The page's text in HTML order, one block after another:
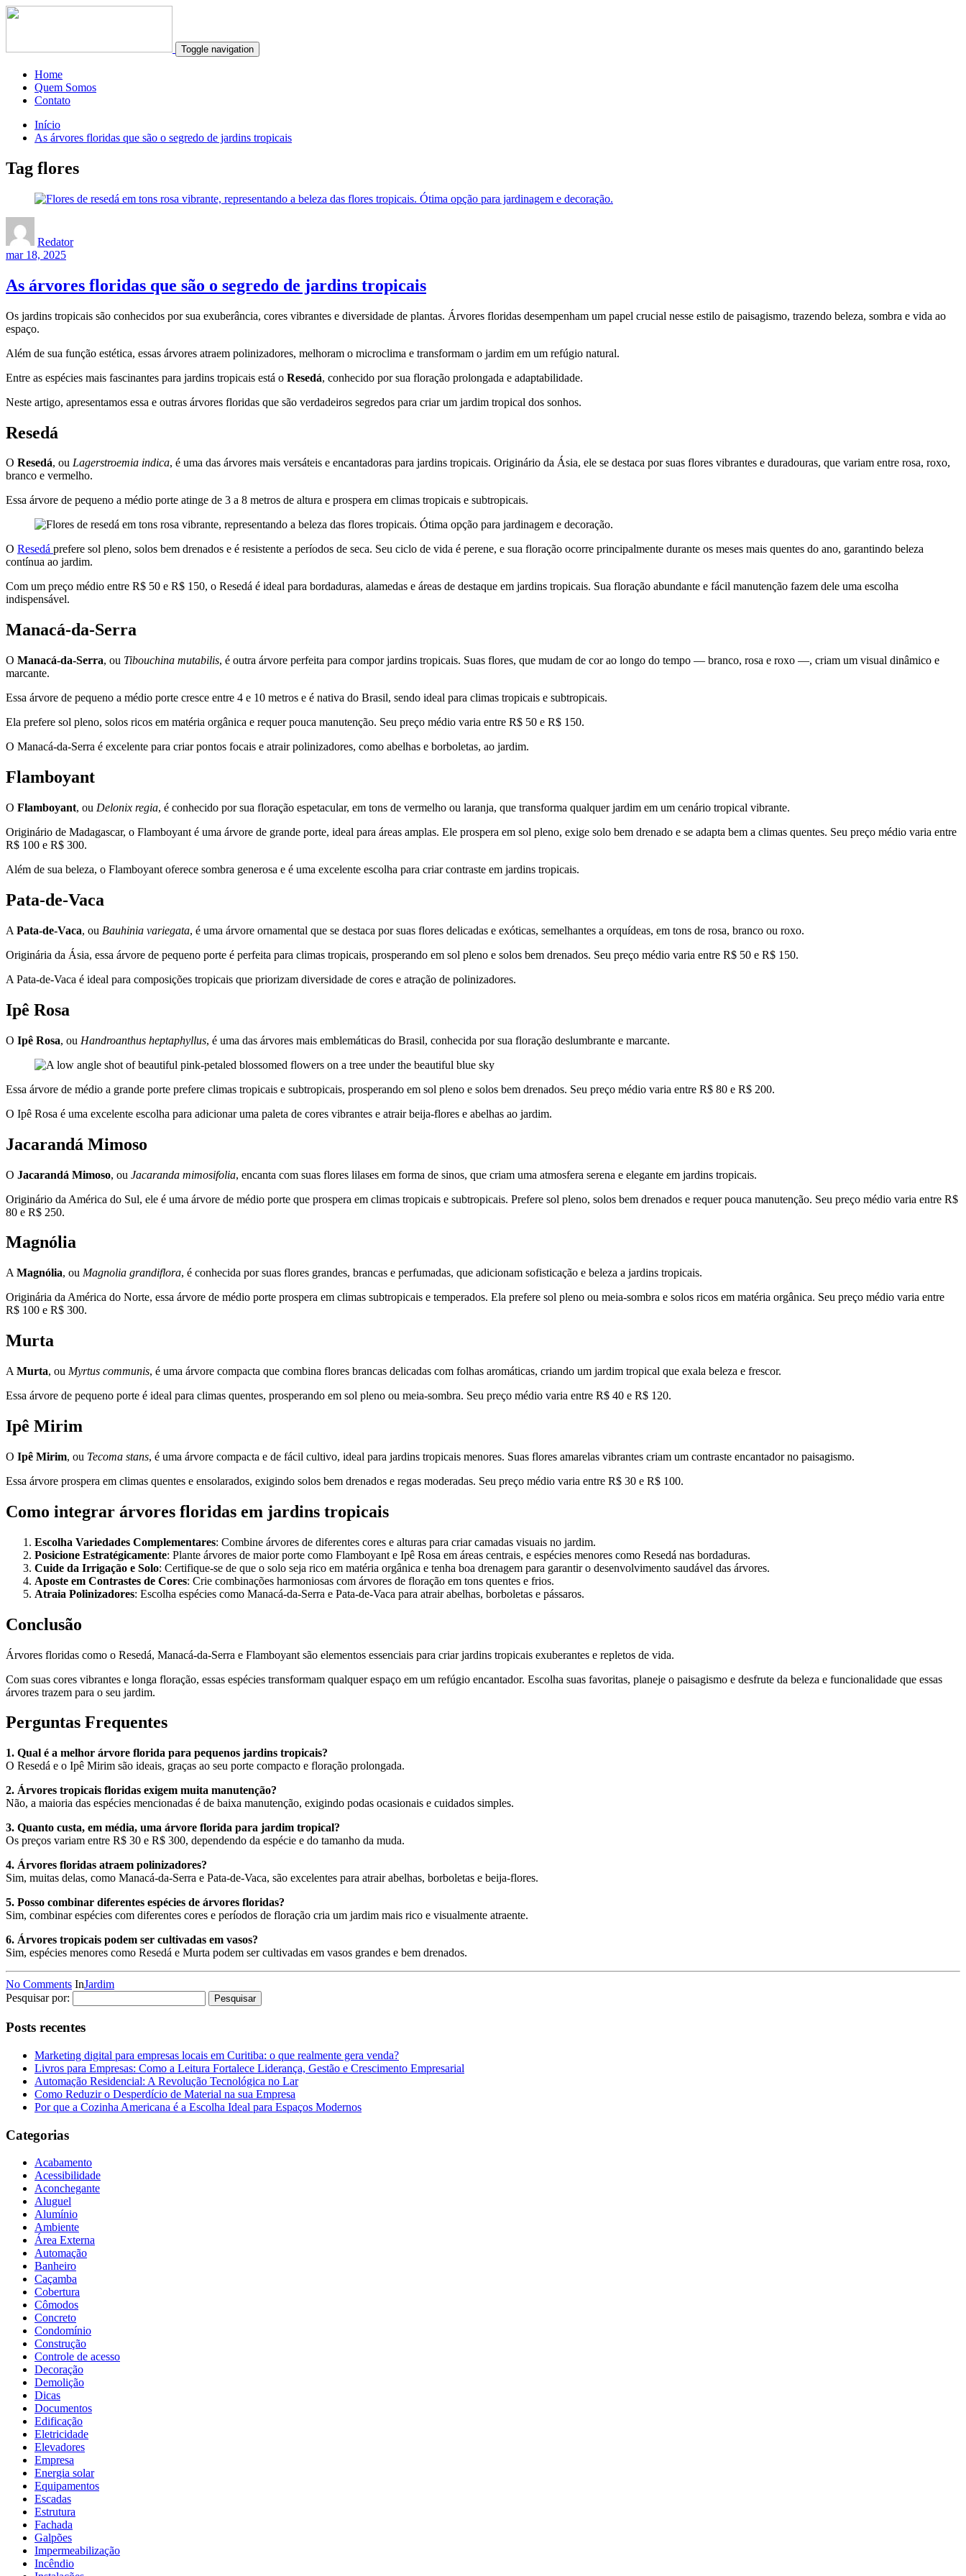
Toggle navigation
Home
Quem Somos
Contato
Início
As árvores floridas que são o segredo de jardins tropicais
Tag flores
Redator
mar 18, 2025
As árvores floridas que são o segredo de jardins tropicais
Os jardins tropicais são conhecidos por sua exuberância, cores vibrantes e diversidade de plantas. Árvores floridas desempenham um papel crucial nesse estilo de paisagismo, trazendo beleza, sombra e vida ao
espaço.
Além de sua função estética, essas árvores atraem polinizadores, melhoram o microclima e transformam o jardim em um refúgio natural.
Entre as espécies mais fascinantes para jardins tropicais está o Resedá, conhecido por sua floração prolongada e adaptabilidade.
Neste artigo, apresentamos essa e outras árvores floridas que são verdadeiros segredos para criar um jardim tropical dos sonhos.
Resedá
O Resedá, ou Lagerstroemia indica, é uma das árvores mais versáteis e encantadoras para jardins tropicais. Originário da Ásia, ele se destaca por suas flores vibrantes e duradouras, que variam entre rosa, roxo,
branco e vermelho.
Essa árvore de pequeno a médio porte atinge de 3 a 8 metros de altura e prospera em climas tropicais e subtropicais.
O Resedá prefere sol pleno, solos bem drenados e é resistente a períodos de seca. Seu ciclo de vida é perene, e sua floração ocorre principalmente durante os meses mais quentes do ano, garantindo beleza
contínua ao jardim.
Com um preço médio entre R$ 50 e R$ 150, o Resedá é ideal para bordaduras, alamedas e áreas de destaque em jardins tropicais. Sua floração abundante e fácil manutenção fazem dele uma escolha
indispensável.
Manacá-da-Serra
O Manacá-da-Serra, ou Tibouchina mutabilis, é outra árvore perfeita para compor jardins tropicais. Suas flores, que mudam de cor ao longo do tempo — branco, rosa e roxo —, criam um visual dinâmico e
marcante.
Essa árvore de pequeno a médio porte cresce entre 4 e 10 metros e é nativa do Brasil, sendo ideal para climas tropicais e subtropicais.
Ela prefere sol pleno, solos ricos em matéria orgânica e requer pouca manutenção. Seu preço médio varia entre R$ 50 e R$ 150.
O Manacá-da-Serra é excelente para criar pontos focais e atrair polinizadores, como abelhas e borboletas, ao jardim.
Flamboyant
O Flamboyant, ou Delonix regia, é conhecido por sua floração espetacular, em tons de vermelho ou laranja, que transforma qualquer jardim em um cenário tropical vibrante.
Originário de Madagascar, o Flamboyant é uma árvore de grande porte, ideal para áreas amplas. Ele prospera em sol pleno, exige solo bem drenado e se adapta bem a climas quentes. Seu preço médio varia entre
R$ 100 e R$ 300.
Além de sua beleza, o Flamboyant oferece sombra generosa e é uma excelente escolha para criar contraste em jardins tropicais.
Pata-de-Vaca
A Pata-de-Vaca, ou Bauhinia variegata, é uma árvore ornamental que se destaca por suas flores delicadas e exóticas, semelhantes a orquídeas, em tons de rosa, branco ou roxo.
Originária da Ásia, essa árvore de pequeno porte é perfeita para climas tropicais, prosperando em sol pleno e solos bem drenados. Seu preço médio varia entre R$ 50 e R$ 150.
A Pata-de-Vaca é ideal para composições tropicais que priorizam diversidade de cores e atração de polinizadores.
Ipê Rosa
O Ipê Rosa, ou Handroanthus heptaphyllus, é uma das árvores mais emblemáticas do Brasil, conhecida por sua floração deslumbrante e marcante.
Essa árvore de médio a grande porte prefere climas tropicais e subtropicais, prosperando em sol pleno e solos bem drenados. Seu preço médio varia entre R$ 80 e R$ 200.
O Ipê Rosa é uma excelente escolha para adicionar uma paleta de cores vibrantes e atrair beija-flores e abelhas ao jardim.
Jacarandá Mimoso
O Jacarandá Mimoso, ou Jacaranda mimosifolia, encanta com suas flores lilases em forma de sinos, que criam uma atmosfera serena e elegante em jardins tropicais.
Originário da América do Sul, ele é uma árvore de médio porte que prospera em climas tropicais e subtropicais. Prefere sol pleno, solos bem drenados e requer pouca manutenção. Seu preço médio varia entre R$
80 e R$ 250.
Magnólia
A Magnólia, ou Magnolia grandiflora, é conhecida por suas flores grandes, brancas e perfumadas, que adicionam sofisticação e beleza a jardins tropicais.
Originária da América do Norte, essa árvore de médio porte prospera em climas subtropicais e temperados. Ela prefere sol pleno ou meia-sombra e solos ricos em matéria orgânica. Seu preço médio varia entre
R$ 100 e R$ 300.
Murta
A Murta, ou Myrtus communis, é uma árvore compacta que combina flores brancas delicadas com folhas aromáticas, criando um jardim tropical que exala beleza e frescor.
Essa árvore de pequeno porte é ideal para climas quentes, prosperando em sol pleno ou meia-sombra. Seu preço médio varia entre R$ 40 e R$ 120.
Ipê Mirim
O Ipê Mirim, ou Tecoma stans, é uma árvore compacta e de fácil cultivo, ideal para jardins tropicais menores. Suas flores amarelas vibrantes criam um contraste encantador no paisagismo.
Essa árvore prospera em climas quentes e ensolarados, exigindo solos bem drenados e regas moderadas. Seu preço médio varia entre R$ 30 e R$ 100.
Como integrar árvores floridas em jardins tropicais
Escolha Variedades Complementares: Combine árvores de diferentes cores e alturas para criar camadas visuais no jardim.
Posicione Estratégicamente: Plante árvores de maior porte como Flamboyant e Ipê Rosa em áreas centrais, e espécies menores como Resedá nas bordaduras.
Cuide da Irrigação e Solo: Certifique-se de que o solo seja rico em matéria orgânica e tenha boa drenagem para garantir o desenvolvimento saudável das árvores.
Aposte em Contrastes de Cores: Crie combinações harmoniosas com árvores de floração em tons quentes e frios.
Atraia Polinizadores: Escolha espécies como Manacá-da-Serra e Pata-de-Vaca para atrair abelhas, borboletas e pássaros.
Conclusão
Árvores floridas como o Resedá, Manacá-da-Serra e Flamboyant são elementos essenciais para criar jardins tropicais exuberantes e repletos de vida.
Com suas cores vibrantes e longa floração, essas espécies transformam qualquer espaço em um refúgio encantador. Escolha suas favoritas, planeje o paisagismo e desfrute da beleza e funcionalidade que essas
árvores trazem para o seu jardim.
Perguntas Frequentes
1. Qual é a melhor árvore florida para pequenos jardins tropicais?
O Resedá e o Ipê Mirim são ideais, graças ao seu porte compacto e floração prolongada.
2. Árvores tropicais floridas exigem muita manutenção?
Não, a maioria das espécies mencionadas é de baixa manutenção, exigindo podas ocasionais e cuidados simples.
3. Quanto custa, em média, uma árvore florida para jardim tropical?
Os preços variam entre R$ 30 e R$ 300, dependendo da espécie e do tamanho da muda.
4. Árvores floridas atraem polinizadores?
Sim, muitas delas, como Manacá-da-Serra e Pata-de-Vaca, são excelentes para atrair abelhas, borboletas e beija-flores.
5. Posso combinar diferentes espécies de árvores floridas?
Sim, combinar espécies com diferentes cores e períodos de floração cria um jardim mais rico e visualmente atraente.
6. Árvores tropicais podem ser cultivadas em vasos?
Sim, espécies menores como Resedá e Murta podem ser cultivadas em vasos grandes e bem drenados.
No Comments InJardim
Pesquisar por:
Posts recentes
Marketing digital para empresas locais em Curitiba: o que realmente gera venda?
Livros para Empresas: Como a Leitura Fortalece Liderança, Gestão e Crescimento Empresarial
Automação Residencial: A Revolução Tecnológica no Lar
Como Reduzir o Desperdício de Material na sua Empresa
Por que a Cozinha Americana é a Escolha Ideal para Espaços Modernos
Categorias
Acabamento
Acessibilidade
Aconchegante
Aluguel
Alumínio
Ambiente
Área Externa
Automação
Banheiro
Caçamba
Cobertura
Cômodos
Concreto
Condomínio
Construção
Controle de acesso
Decoração
Demolição
Dicas
Documentos
Edificação
Eletricidade
Elevadores
Empresa
Energia solar
Equipamentos
Escadas
Estrutura
Fachada
Galpões
Impermeabilização
Incêndio